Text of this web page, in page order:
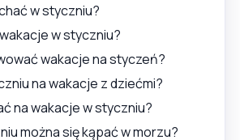
w styczniu?
w styczniu?
wakacje na styczeń?
na wakacje z dziećmi?
na wakacje w styczniu?
można się kąpać w morzu?